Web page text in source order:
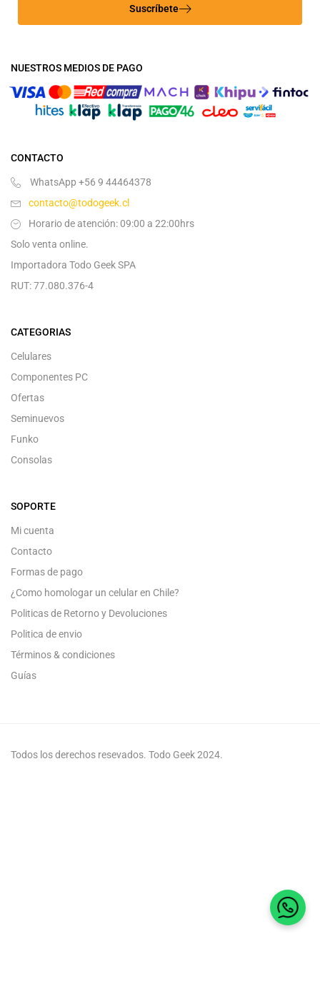
Suscríbete
NUESTROS MEDIOS DE PAGO
CONTACTO
WhatsApp +56 9 44464378
contacto@todogeek.cl
Horario de atención: 09:00 a 22:00hrs
Solo venta online.
Importadora Todo Geek SPA
RUT: 77.080.376-4
CATEGORIAS
Celulares
Componentes PC
Ofertas
Seminuevos
Funko
Consolas
SOPORTE
Mi cuenta
Contacto
Formas de pago
¿Como homologar un celular en Chile?
Politicas de Retorno y Devoluciones
Politica de envio
Términos & condiciones
Guías
Todos los derechos resevados. Todo Geek 2024.
Habla